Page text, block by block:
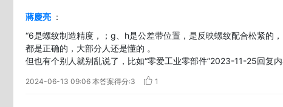
蔣慶亮 ：
“6是螺纹制造精度，；g、h是公差带位置，是反映螺纹配合松紧的
都是正确的，大部分人还是懂的 。
但也有个别人就别乱说了，比如“零爱工业零部件”2023-11-25回复
2024-06-13 09:06 本答案得分:3 1